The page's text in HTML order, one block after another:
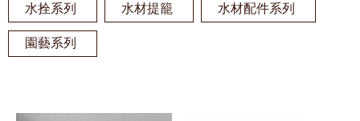
水拴系列 水材提籠 水材配件系列
園藝系列